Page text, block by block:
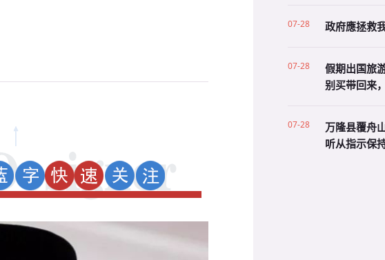
07-28 政府應拯救
07-28
假期出国旅
别买带回来
07-28
万隆县覆舟
听从指示保